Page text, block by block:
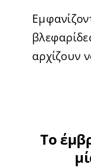
αρχίζουν
Το